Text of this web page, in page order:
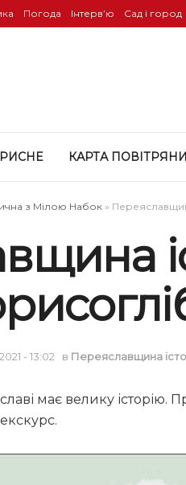
Погода Інтервʼю Сад і город
КАРТА
з Мілою Набок »
- 13:02 в Переяславщина
має велику